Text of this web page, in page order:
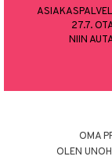
27.7.
NIIN
OMA
OLEN